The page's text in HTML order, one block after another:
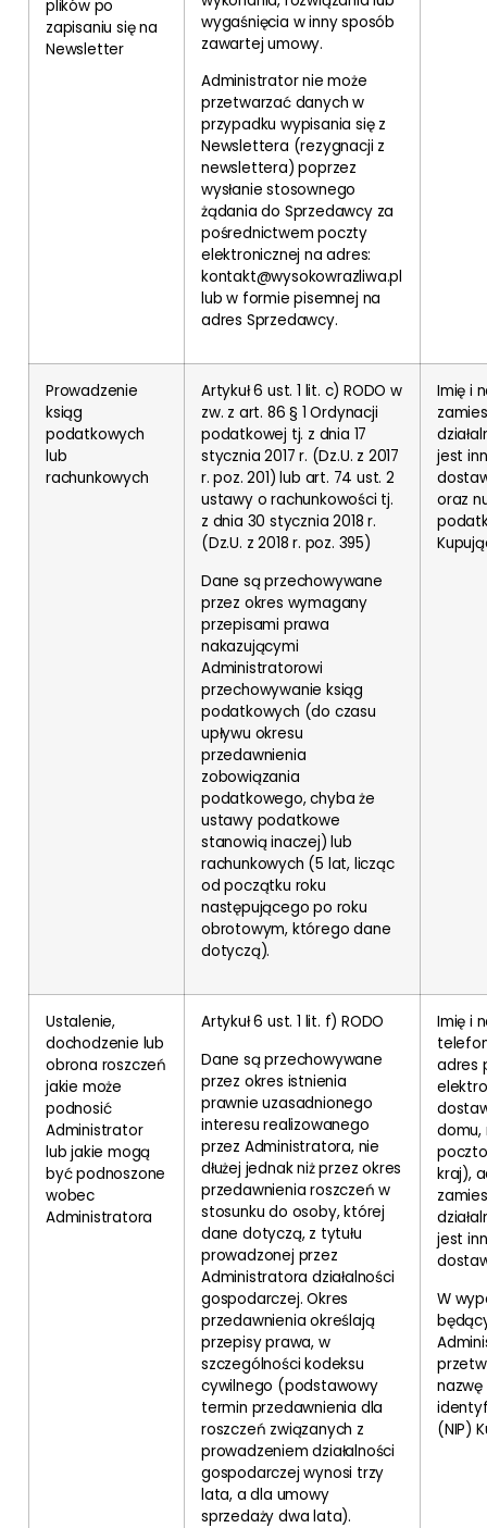
plików po
zapisaniu się na
Newsletter
wygaśnięcia w inny sposób
zawartej umowy.
Administrator nie może
przetwarzać danych w
przypadku wypisania się z
Newslettera (rezygnacji z
newslettera) poprzez
wysłanie stosownego
żądania do Sprzedawcy za
pośrednictwem poczty
elektronicznej na adres:
kontakt@wysokowrazliwa.pl
lub w formie pisemnej na
adres Sprzedawcy.
Prowadzenie
ksiąg
podatkowych
lub
rachunkowych
Artykuł 6 ust. 1 lit. c) RODO w
zw. z art. 86 § 1 Ordynacji
podatkowej tj. z dnia 17
stycznia 2017 r. (Dz.U. z 2017
r. poz. 201) lub art. 74 ust. 2
ustawy o rachunkowości tj.
z dnia 30 stycznia 2018 r.
(Dz.U. z 2018 r. poz. 395)
Dane są przechowywane
przez okres wymagany
przepisami prawa
nakazującymi
Administratorowi
przechowywanie ksiąg
podatkowych (do czasu
upływu okresu
przedawnienia
zobowiązania
podatkowego, chyba że
ustawy podatkowe
stanowią inaczej) lub
rachunkowych (5 lat, licząc
od początku roku
następującego po roku
obrotowym, którego dane
dotyczą).
Imię i
jest
oraz
Ustalenie,
dochodzenie lub
obrona roszczeń
jakie może
podnosić
Administrator
lub jakie mogą
być podnoszone
wobec
Administratora
Artykuł 6 ust. 1 lit. f) RODO
Dane są przechowywane
przez okres istnienia
prawnie uzasadnionego
interesu realizowanego
przez Administratora, nie
dłużej jednak niż przez okres
przedawnienia roszczeń w
stosunku do osoby, której
dane dotyczą, z tytułu
prowadzonej przez
Administratora działalności
gospodarczej. Okres
przedawnienia określają
przepisy prawa, w
szczególności kodeksu
cywilnego (podstawowy
termin przedawnienia dla
roszczeń związanych z
prowadzeniem działalności
gospodarczej wynosi trzy
lata, a dla umowy
sprzedaży dwa lata).
Imię i
adres
domu,
kraj),
jest
W
(NIP)